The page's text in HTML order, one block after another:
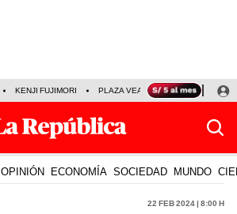
KENJI FUJIMORI PLAZA VEA FERIADOS
OPINIÓN ECONOMÍA SOCIEDAD MUNDO
22 Feb 2024 | 8:00 h